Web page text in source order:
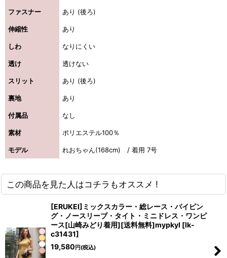
ファスナー あり (後ろ)
伸縮性 あり
しわ なりにくい
透け 透けない
スリット あり (後ろ)
裏地 あり
付属品 なし
素材 ポリエステル100％
モデル れおちゃん(168cm) / 着用 7号
この商品を見た人はコチラもオススメ !
[ERUKEI]ミックスカラー・総レース・パイピン
グ・ノースリーブ・タイト・ミニドレス・ワンピ
ース[山崎みどり着用][送料無料]mypkyl [lk-
c31431]
19,580 円 (税込)
てる一着。
、自分らしく、美しく。-
エレガンスをひとさじー
エット。 夏の視線を独り占めする「夏の主役ラップロングドレス」